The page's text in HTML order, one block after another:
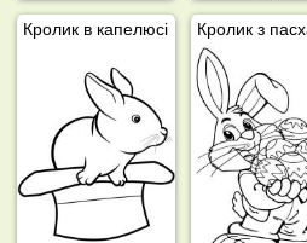
Кролик в капелюсі